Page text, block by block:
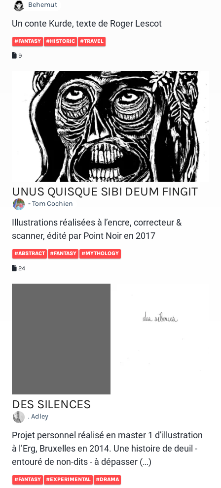
Behemut
Un conte Kurde, texte de Roger Lescot
#FANTASY #HISTORIC #TRAVEL
9
UNUS QUISQUE SIBI DEUM FINGIT
- Tom Cochien
Illustrations réalisées à l’encre, correcteur &
scanner, édité par Point Noir en 2017
#ABSTRACT #FANTASY #MYTHOLOGY
24
DES SILENCES
. Adley
Projet personnel réalisé en master 1 d’illustration
à l’Erg, Bruxelles en 2014. Une histoire de deuil -
entouré de non-dits - à dépasser (…)
#FANTASY #EXPERIMENTAL #DRAMA